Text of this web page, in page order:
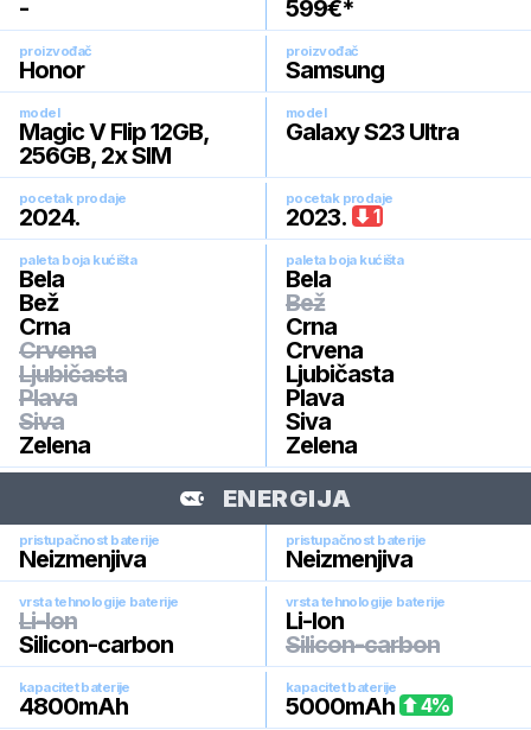
- 599€*
proizvođač
Honor
proizvođač
Samsung
model
Magic V Flip 12GB,
256GB, 2x SIM
model
Galaxy S23 Ultra
pocetak prodaje
2024.
pocetak prodaje
2023. 1
paleta boja kućišta
Bela
Bež
Crna
Crvena
Ljubičasta
Plava
Siva
Zelena
paleta boja kućišta
Bela
Bež
Crna
Crvena
Ljubičasta
Plava
Siva
Zelena
ENERGIJA
pristupačnost baterije
Neizmenjiva
pristupačnost baterije
Neizmenjiva
vrsta tehnologije baterije
Li-Ion
Silicon-carbon
vrsta tehnologije baterije
Li-Ion
Silicon-carbon
kapacitet baterije
4800mAh
kapacitet baterije
5000mAh 4%